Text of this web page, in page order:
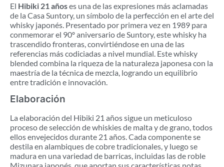
El Hibiki 21 añoses una de las expresiones más aclamadas
de la Casa Suntory, un símbolo de la perfección en el arte del
whisky japonés. Presentado por primera vez en 1989 para
conmemorar el 90º aniversario de Suntory, este whisky ha
trascendido fronteras, convirtiéndose en una de las
referencias más codiciadas a nivel mundial. Este whisky
blended combina la riqueza de la naturaleza japonesa con la
maestría de la técnica de mezcla, logrando un equilibrio
entre tradición e innovación.
Elaboración
La elaboración del Hibiki 21 años sigue un meticuloso
proceso de selección de whiskies de malta y de grano, todos
ellos envejecidos durante 21 años. Cada componente se
destila en alambiques de cobre tradicionales, y luego se
madura en una variedad de barricas, incluidas las de roble